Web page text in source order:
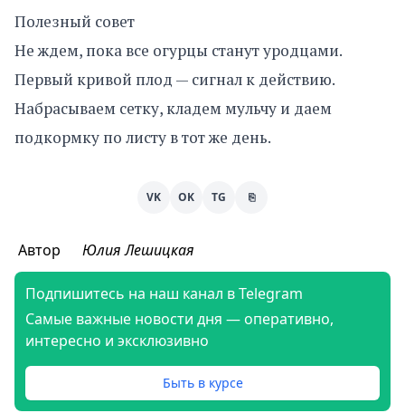
Полезный совет
Не ждем, пока все огурцы станут уродцами.
Первый кривой плод — сигнал к действию.
Набрасываем сетку, кладем мульчу и даем
подкормку по листу в тот же день.
VK OK TG ⎘
Автор Юлия Лешицкая
Подпишитесь на наш канал в Telegram
Самые важные новости дня — оперативно,
интересно и эксклюзивно
Быть в курсе